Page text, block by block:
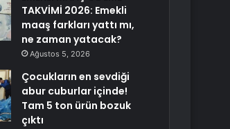
TAKVİMİ 2026: Emekli
maaş farkları yattı mı,
ne zaman yatacak?
Ağustos 5, 2026
Çocukların en sevdiği
abur cuburlar içinde!
Tam 5 ton ürün bozuk
çıktı